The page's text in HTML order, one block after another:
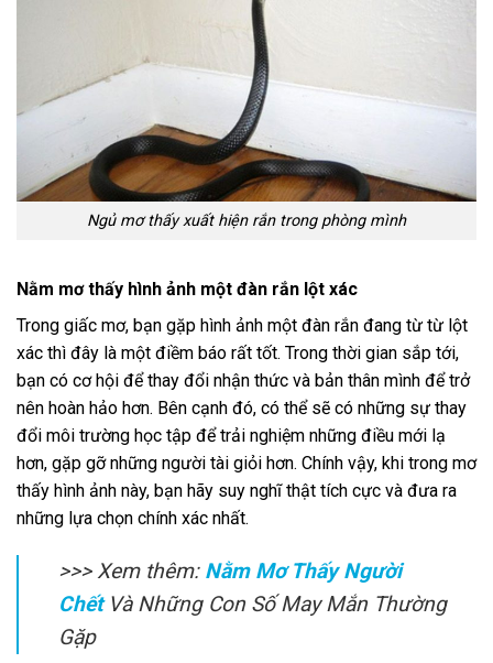
Ngủ mơ thấy xuất hiện rắn trong phòng mình
Nằm mơ thấy hình ảnh một đàn rắn lột xác
Trong giấc mơ, bạn gặp hình ảnh một đàn rắn đang từ từ lột
xác thì đây là một điềm báo rất tốt. Trong thời gian sắp tới,
bạn có cơ hội để thay đổi nhận thức và bản thân mình để trở
nên hoàn hảo hơn. Bên cạnh đó, có thể sẽ có những sự thay
đổi môi trường học tập để trải nghiệm những điều mới lạ
hơn, gặp gỡ những người tài giỏi hơn. Chính vậy, khi trong mơ
thấy hình ảnh này, bạn hãy suy nghĩ thật tích cực và đưa ra
những lựa chọn chính xác nhất.
>>> Xem thêm: Nằm Mơ Thấy Người
ChếtVà Những Con Số May Mắn Thường
Gặp